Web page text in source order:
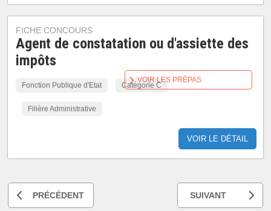
FICHE CONCOURS
Agent de constatation ou d'assiette des
impôts
Fonction Publique d'Etat Catégorie C
Filière Administrative
VOIR LE DÉTAIL
VOIR LES PRÉPAS
PRÉCÉDENT SUIVANT